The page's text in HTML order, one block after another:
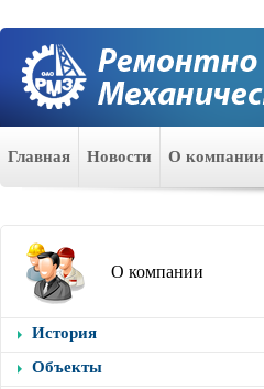
Главная Новости О компании
О компании
История
Объекты